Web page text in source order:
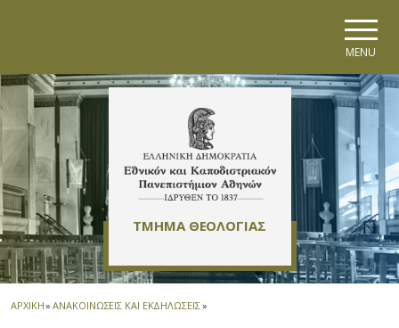
MENU
ΤΜΗΜΑ ΘΕΟΛΟΓΙΑΣ
ΑΡΧΙΚΗ» ΑΝΑΚΟΙΝΩΣΕΙΣ ΚΑΙ ΕΚΔΗΛΩΣΕΙΣ»